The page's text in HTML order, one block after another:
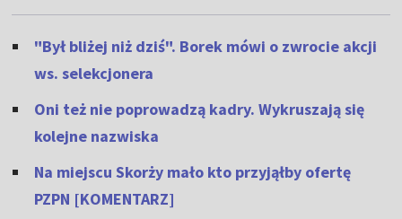
"Był bliżej niż dziś". Borek mówi o zwrocie akcji
ws. selekcjonera
Oni też nie poprowadzą kadry. Wykruszają się
kolejne nazwiska
Na miejscu Skorży mało kto przyjąłby ofertę
PZPN [KOMENTARZ]